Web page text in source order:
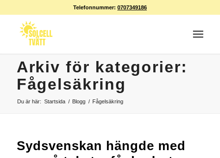
Telefonnummer: 0707349186
Arkiv för kategorier:
Fågelsäkring
Du är här: Startsida / Blogg / Fågelsäkring
Sydsvenskan hängde med